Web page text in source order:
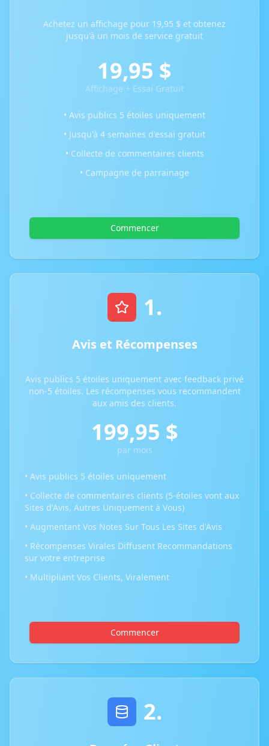
Achetez un affichage pour 19,95 $ et obtenez
jusqu'à un mois de service gratuit
19,95 $
Affichage + Essai Gratuit
• Avis publics 5 étoiles uniquement
• Jusqu'à 4 semaines d'essai gratuit
• Collecte de commentaires clients
• Campagne de parrainage
Commencer
1.
Avis et Récompenses
Avis publics 5 étoiles uniquement avec feedback privé
non-5 étoiles. Les récompenses vous recommandent
aux amis des clients.
199,95 $
par mois
• Avis publics 5 étoiles uniquement
• Collecte de commentaires clients (5-étoiles vont aux
Sites d'Avis, Autres Uniquement à Vous)
• Augmentant Vos Notes Sur Tous Les Sites d'Avis
• Récompenses Virales Diffusent Recommandations
sur votre entreprise
• Multipliant Vos Clients, Viralement
Commencer
2.